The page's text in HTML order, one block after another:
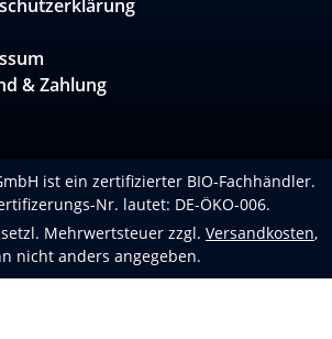
& Zahlung
ist ein zertifizierter BIO-Fachhändler.
Nr. lautet: DE-ÖKO-006.
Mehrwertsteuer zzgl. Versandkosten,
nicht anders angegeben.